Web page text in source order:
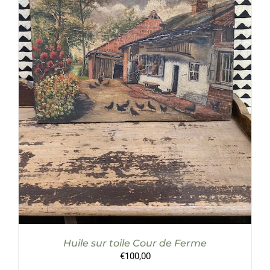
AJOUTER AU PANIER / DÉTAILS
Huile sur toile Cour de Ferme
€100,00